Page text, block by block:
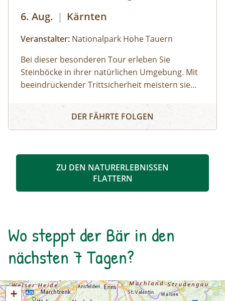
6. Aug. | Kärnten
Veranstalter: Nationalpark Hohe Tauern
Bei dieser besonderen Tour erleben Sie
Steinböcke in ihrer natürlichen Umgebung. Mit
beeindruckender Trittsicherheit meistern sie
Sprünge und liefern sich spannende Kämpfe auf
schmalen Graten. Die Beobachtung dieser
König der Alpen - Steinbockbeobachtung
DER FÄHRTE FOLGEN
ZU DEN NATURERLEBNISSEN
FLATTERN
Wo steppt der Bär in den
nächsten 7 Tagen?
+